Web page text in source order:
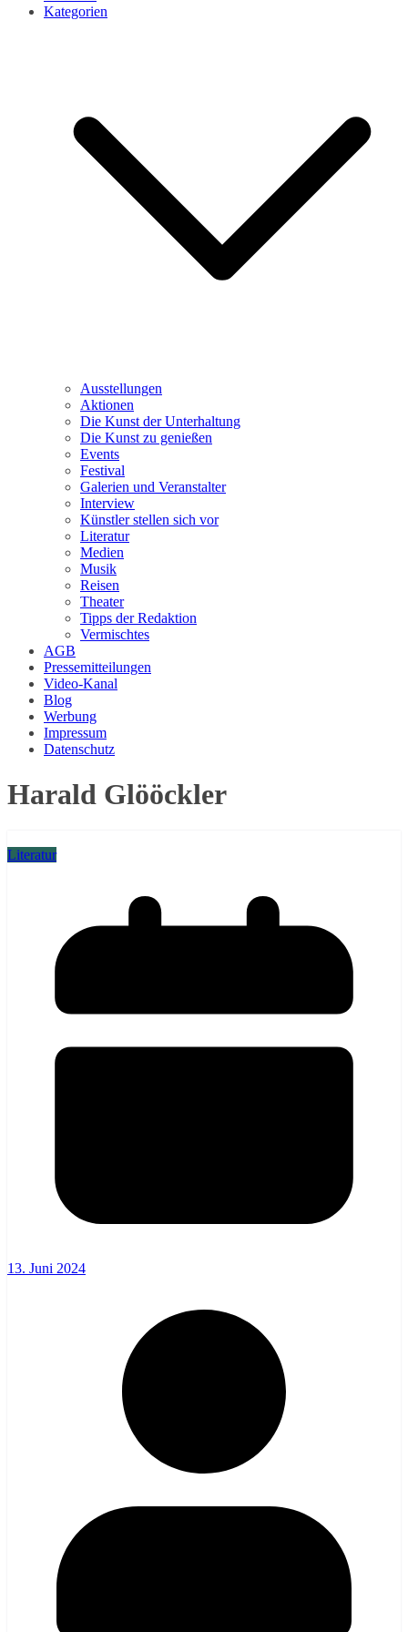
Kategorien
Ausstellungen
Aktionen
Die Kunst der Unterhaltung
Die Kunst zu genießen
Events
Festival
Galerien und Veranstalter
Interview
Künstler stellen sich vor
Literatur
Medien
Musik
Reisen
Theater
Tipps der Redaktion
Vermischtes
AGB
Pressemitteilungen
Video-Kanal
Blog
Werbung
Impressum
Datenschutz
Harald Glööckler
Literatur
13. Juni 2024